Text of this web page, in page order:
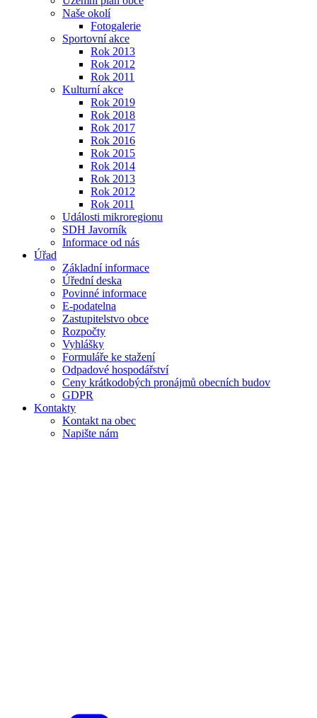
Naše okolí
Fotogalerie
Sportovní akce
Rok 2013
Rok 2012
Rok 2011
Kulturní akce
Rok 2019
Rok 2018
Rok 2017
Rok 2016
Rok 2015
Rok 2014
Rok 2013
Rok 2012
Rok 2011
Události mikroregionu
SDH Javorník
Informace od nás
Úřad
Základní informace
Úřední deska
Povinné informace
E-podatelna
Zastupitelstvo obce
Rozpočty
Vyhlášky
Formuláře ke stažení
Odpadové hospodářství
Ceny krátkodobých pronájmů obecních budov
GDPR
Kontakty
Kontakt na obec
Napište nám